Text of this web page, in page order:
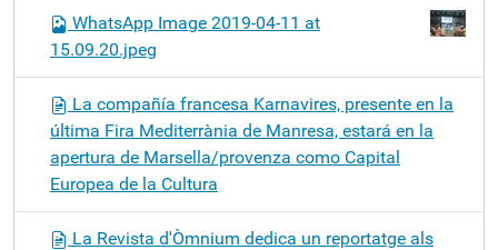
WhatsApp Image 2019-04-11 at
15.09.20.jpeg
La compañía francesa Karnavires, presente en la
última Fira Mediterrània de Manresa, estará en la
apertura de Marsella/provenza como Capital
Europea de la Cultura
La Revista d'Òmnium dedica un reportatge als